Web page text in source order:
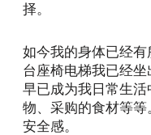
择。
如今我的身体已经
台座椅电梯我已经
早已成为我日常生
物、采购的食材等
安全感。